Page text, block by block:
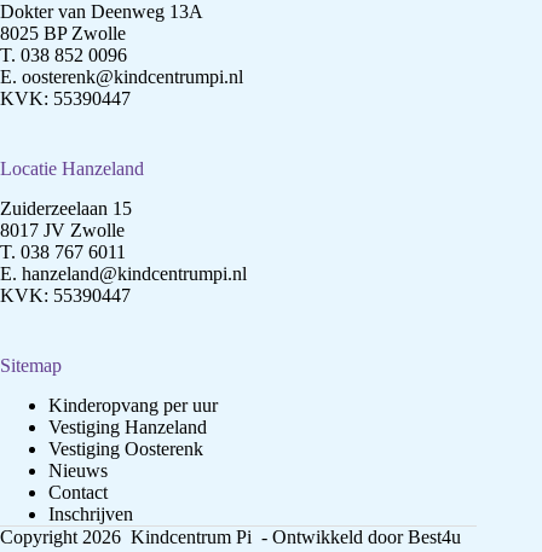
Dokter van Deenweg 13A
8025 BP Zwolle
T. 038 852 0096
E. oosterenk@kindcentrumpi.nl
KVK: 55390447
Locatie Hanzeland
Zuiderzeelaan 15
8017 JV Zwolle
T. 038 767 6011
E. hanzeland@kindcentrumpi.nl
KVK: 55390447
Sitemap
Kinderopvang per uur
Vestiging Hanzeland
Vestiging Oosterenk
Nieuws
Contact
Inschrijven
Copyright 2026 Kindcentrum Pi - Ontwikkeld doorBest4u